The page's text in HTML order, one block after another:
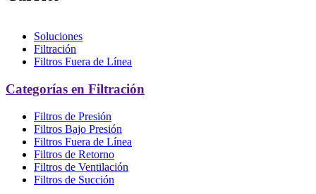
Soluciones
Filtración
Filtros Fuera de Línea
Categorías en Filtración
Filtros de Presión
Filtros Bajo Presión
Filtros Fuera de Línea
Filtros de Retorno
Filtros de Ventilación
Filtros de Succión